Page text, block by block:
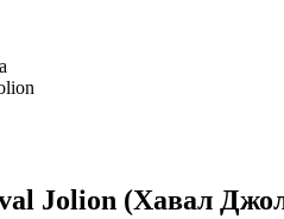
Jolion (Хавал